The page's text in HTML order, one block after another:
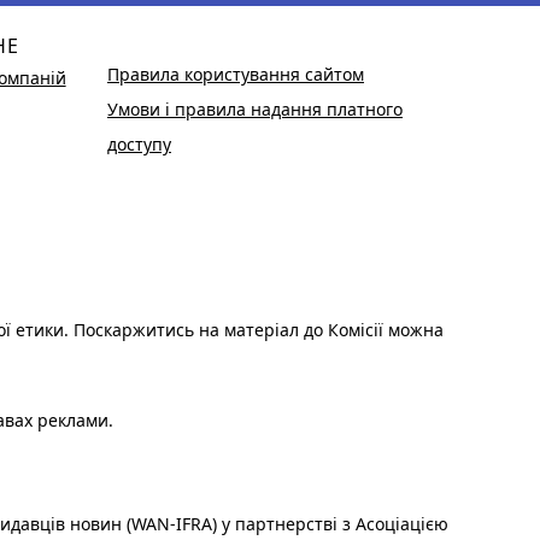
Правила користування сайтом
Умови і правила надання платного
доступу
етики. Поскаржитись на матеріал до Комісії можна
реклами.
новин (WAN-IFRA) у партнерстві з Асоціацією